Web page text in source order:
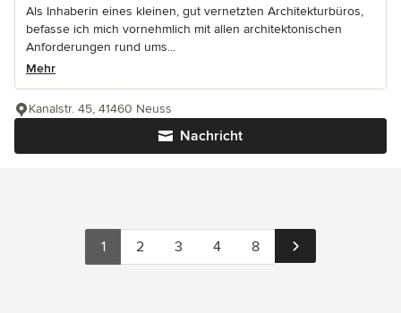
Als Inhaberin eines kleinen, gut vernetzten Architekturbüros,
befasse ich mich vornehmlich mit allen architektonischen
Anforderungen rund ums...
Mehr
Nachricht
Kanalstr. 45, 41460 Neuss
1 2 3 4 8